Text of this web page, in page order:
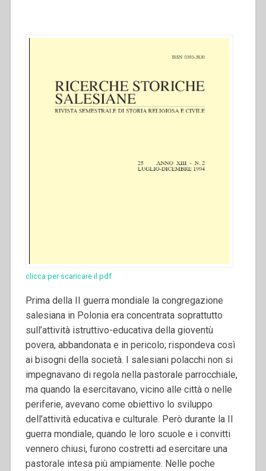
clicca per scaricare il pdf
Prima della II guerra mondiale la congregazione
salesiana in Polonia era concentrata soprattutto
sull’attività istruttivo-educativa della gioventù
povera, abbandonata e in pericolo; rispondeva così
ai bisogni della società. I salesiani polacchi non si
impegnavano di regola nella pastorale parrocchiale,
ma quando la esercitavano, vicino alle città o nelle
periferie, avevano come obiettivo lo sviluppo
dell’attività educativa e culturale. Però durante la II
guerra mondiale, quando le loro scuole e i convitti
vennero chiusi, furono costretti ad esercitare una
pastorale intesa più ampiamente. Nelle poche